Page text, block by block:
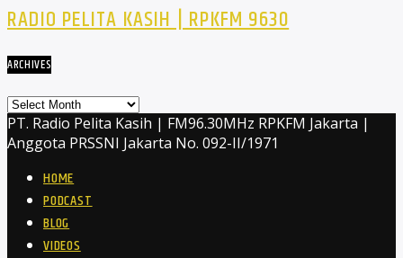
RADIO PELITA KASIH | RPKFM 9630
ARCHIVES
Archives
PT. Radio Pelita Kasih | FM96.30MHz RPKFM Jakarta |
Anggota PRSSNI Jakarta No. 092-II/1971
HOME
PODCAST
BLOG
VIDEOS